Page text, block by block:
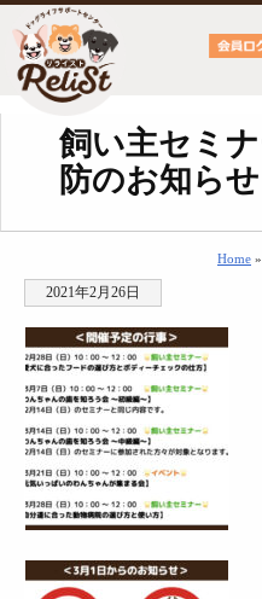
飼い主セミ
防のお知らせ
Home
2021年2月26日